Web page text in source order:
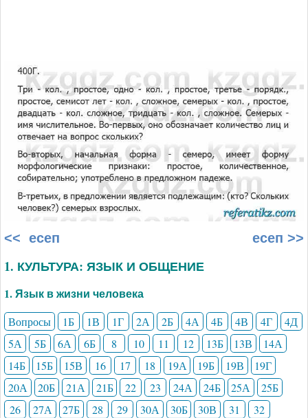
<< есеп есеп >>
1. КУЛЬТУРА: ЯЗЫК И ОБЩЕНИЕ
1. Язык в жизни человека
Вопросы 1Б 1В 1Г 2А 2Б 4А 4Б 4В 4Г
4Д
5А
5Б 6А 6Б 8 10 11 12 13Б 13В
14А
14Б
15Б 15В 16 17 18 19А 19Б 19В
19Г
20А
20Б 21А 21Б 22 23 24А 24Б 25А
25Б
26
27А 27Б 28 29 30А 30Б 30В 31 32